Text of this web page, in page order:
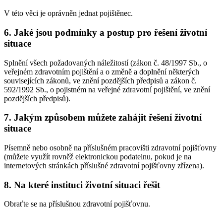
V této věci je oprávněn jednat pojištěnec.
6. Jaké jsou podmínky a postup pro řešení životní
situace
Splnění všech požadovaných náležitostí (zákon č. 48/1997 Sb., o
veřejném zdravotním pojištění a o změně a doplnění některých
souvisejících zákonů, ve znění pozdějších předpisů a zákon č.
592/1992 Sb., o pojistném na veřejné zdravotní pojištění, ve znění
pozdějších předpisů).
7. Jakým způsobem můžete zahájit řešení životní
situace
Písemně nebo osobně na příslušném pracovišti zdravotní pojišťovny
(můžete využít rovněž elektronickou podatelnu, pokud je na
internetových stránkách příslušné zdravotní pojišťovny zřízena).
8. Na které instituci životní situaci řešit
Obraťte se na příslušnou zdravotní pojišťovnu.